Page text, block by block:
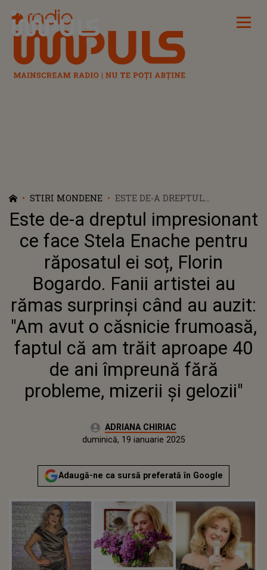
Radio Impuls
STIRI MONDENE
ESTE DE-A DREPTUL
IMPRESIONANT CE FACE STELA
ENACHE PENTRU RĂPOSATUL
EI SOȚ, FLORIN BOGARDO. FANII
ARTISTEI AU RĂMAS
SURPRINȘI CÂND AU AUZIT:
"AM AVUT O CĂSNICIE
FRUMOASĂ, FAPTUL CĂ AM
TRĂIT APROAPE 40 DE ANI
ÎMPREUNĂ FĂRĂ PROBLEME,
MIZERII ȘI GELOZII"
Este de-a dreptul impresionant
ce face Stela Enache pentru
răposatul ei soț, Florin
Bogardo. Fanii artistei au
rămas surprinși când au auzit:
"Am avut o căsnicie frumoasă,
faptul că am trăit aproape 40
de ani împreună fără
probleme, mizerii și gelozii"
Autor:ADRIANA CHIRIAC
vineri, 19 ianuarie 2024Actualizat:
duminică, 19 ianuarie 2025
Adaugă-ne ca sursă preferată în Google